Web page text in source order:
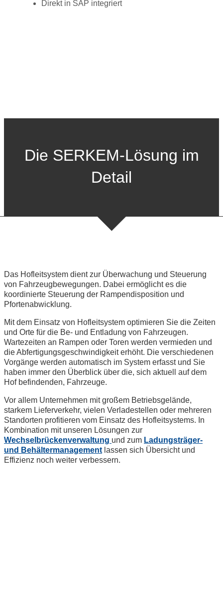
Direkt in SAP integriert
Die SERKEM-Lösung im
Detail
Das Hofleitsystem dient zur Überwachung und Steuerung
von Fahrzeugbewegungen. Dabei ermöglicht es die
koordinierte Steuerung der Rampendisposition und
Pfortenabwicklung.
Mit dem Einsatz von Hofleitsystem optimieren Sie die Zeiten
und Orte für die Be- und Entladung von Fahrzeugen.
Wartezeiten an Rampen oder Toren werden vermieden und
die Abfertigungsgeschwindigkeit erhöht. Die verschiedenen
Vorgänge werden automatisch im System erfasst und Sie
haben immer den Überblick über die, sich aktuell auf dem
Hof befindenden, Fahrzeuge.
Vor allem Unternehmen mit großem Betriebsgelände,
starkem Lieferverkehr, vielen Verladestellen oder mehreren
Standorten profitieren vom Einsatz des Hofleitsystems. In
Kombination mit unseren Lösungen zur
Wechselbrückenverwaltung und zum Ladungsträger-
und Behältermanagement lassen sich Übersicht und
Effizienz noch weiter verbessern.